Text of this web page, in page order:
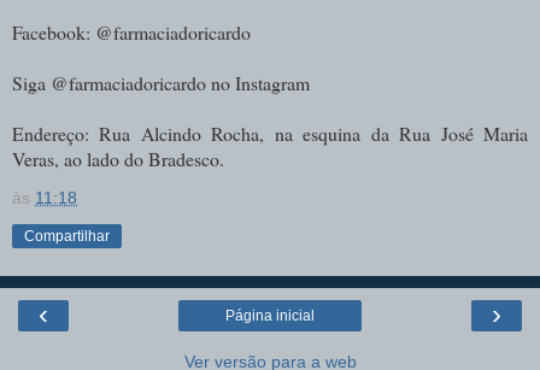
Facebook: @farmaciadoricardo
Siga @farmaciadoricardo no Instagram
Endereço: Rua Alcindo Rocha, na esquina da Rua José Maria
Veras, ao lado do Bradesco.
às 11:18
Compartilhar
‹ ›
Página inicial
Ver versão para a web